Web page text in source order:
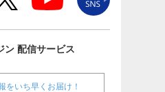
ン 配信サービス
をいち早くお届け！